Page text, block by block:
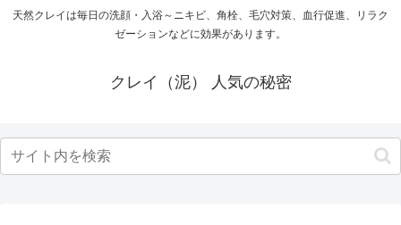
天然クレイは毎日の洗顔・入浴～ニキビ、角栓、毛穴対策、血行促進、リラク
ゼーションなどに効果があります。
クレイ（泥） 人気の秘密